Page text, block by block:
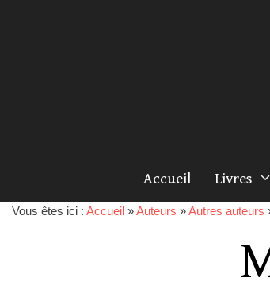
Accueil Livres
Vous êtes ici : Accueil »Auteurs »Autres auteurs